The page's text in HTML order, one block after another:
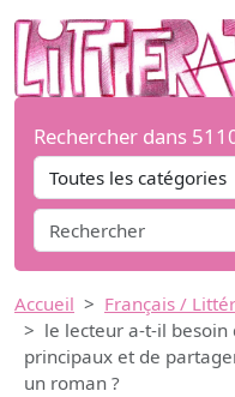
Rechercher dans
Accueil
Français /
le lecteur a-t-il besoin
principaux et de
un roman ?